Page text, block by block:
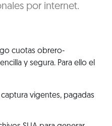
por internet.
cuotas obrero-
y segura. Para ello el
vigentes, pagadas